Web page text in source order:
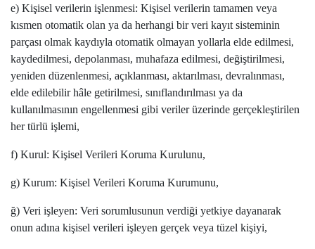
e) Kişisel verilerin işlenmesi: Kişisel verilerin tamamen veya
kısmen otomatik olan ya da herhangi bir veri kayıt sisteminin
parçası olmak kaydıyla otomatik olmayan yollarla elde edilmesi,
kaydedilmesi, depolanması, muhafaza edilmesi, değiştirilmesi,
yeniden düzenlenmesi, açıklanması, aktarılması, devralınması,
elde edilebilir hâle getirilmesi, sınıflandırılması ya da
kullanılmasının engellenmesi gibi veriler üzerinde gerçekleştirilen
her türlü işlemi,
f) Kurul: Kişisel Verileri Koruma Kurulunu,
g) Kurum: Kişisel Verileri Koruma Kurumunu,
ğ) Veri işleyen: Veri sorumlusunun verdiği yetkiye dayanarak
onun adına kişisel verileri işleyen gerçek veya tüzel kişiyi,